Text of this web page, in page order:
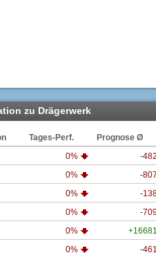
zu Drägerwerk
Tages-Perf.
Prognose Ø
0%
-
0%
-
0%
-
0%
-
0%
0%
-